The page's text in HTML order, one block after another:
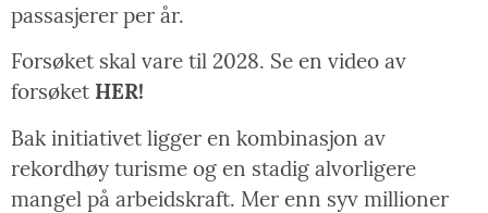
passasjerer per år.
Forsøket skal vare til 2028. Se en video av
forsøket HER!
Bak initiativet ligger en kombinasjon av
rekordhøy turisme og en stadig alvorligere
mangel på arbeidskraft. Mer enn syv millioner